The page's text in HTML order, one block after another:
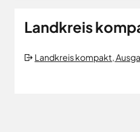
Landkreis
Landkreis kompakt,